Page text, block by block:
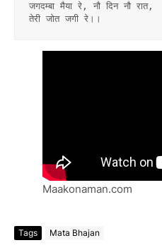
जगदम्बा मैया रे, नौ दिन नौ रात,
तेरी जोत जगी रे।।
Maakonaman.com
Tags Mata Bhajan